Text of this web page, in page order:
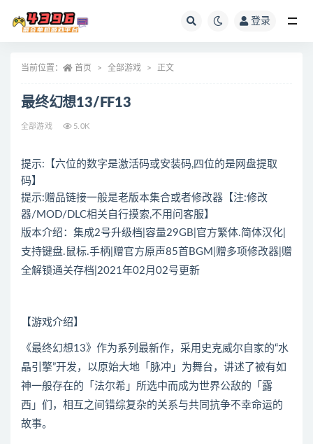
登录
当前位置： 首页 全部游戏 正文
最终幻想13/FF13
全部游戏 5.0K
提示:【六位的数字是激活码或安装码,四位的是网盘提取
码】
提示:赠品链接一般是老版本集合或者修改器【注:修改
器/MOD/DLC相关自行摸索,不用问客服】
版本介绍：集成2号升级档|容量29GB|官方繁体.简体汉化|
支持键盘.鼠标.手柄|赠官方原声85首BGM|赠多项修改器|赠
全解锁通关存档|2021年02月02号更新
【游戏介绍】
《最终幻想13》作为系列最新作，采用史克威尔自家的“水
晶引擎”开发，以原始大地「脉冲」为舞台，讲述了被有如
神一般存在的「法尔希」所选中而成为世界公敌的「露
西」们，相互之间错综复杂的关系与共同抗争不幸命运的
故事。